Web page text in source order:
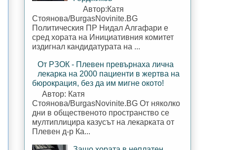
Автор:Катя
Стоянова/BurgasNovinite.BG
Политическия ПР Нидал Алгафари е
сред хората на Инициативния комитет
издигнал кандидатурата на ...
От РЗОК - Плевен превърнаха лична
лекарка на 2000 пациенти в жертва на
бюрокрация, без да им мигне окото!
Автор: Катя
Стоянова/BurgasNovinite.BG От няколко
дни в общественото пространство се
мултиплицира казусът на лекарката от
Плевен д-р Ка...